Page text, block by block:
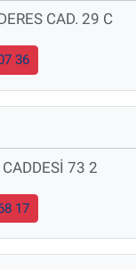
CAD. 29 C
36
73 2
17